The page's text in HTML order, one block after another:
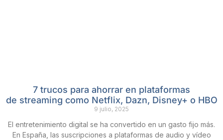
7 trucos para ahorrar en plataformas
de streaming como Netflix, Dazn, Disney+ o HBO
9 julio, 2025
El entretenimiento digital se ha convertido en un gasto fijo más.
En España, las suscripciones a plataformas de audio y vídeo